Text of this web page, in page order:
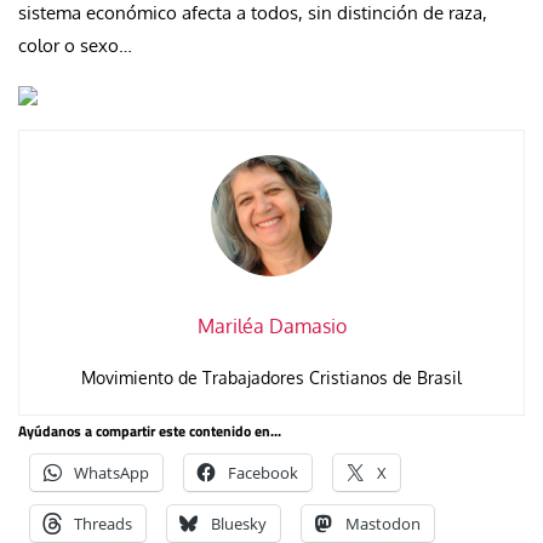
sistema económico afecta a todos, sin distinción de raza,
color o sexo…
Mariléa Damasio
Movimiento de Trabajadores Cristianos de Brasil
Ayúdanos a compartir este contenido en...
WhatsApp Facebook X
Threads Bluesky Mastodon